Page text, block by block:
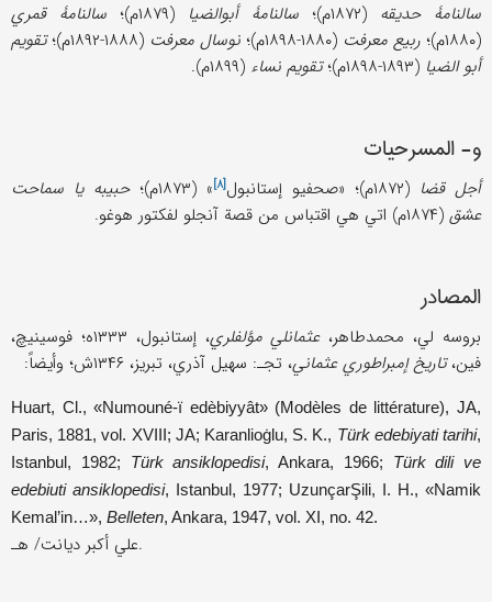
سالنامۀ حدیقه (۱۸۷۲م)؛ سالنامۀ أبوالضیا (۱۸۷۹م)؛
سالنامۀ قمري
(۱۸۸۰م)؛
ربیع معرفت (۱۸۸۰-۱۸۹۸م)؛ نوسال معرفت (۱۸۸۸-۱۸۹۲م)؛
تقویم
أبو الضیا (۱۸۹۳-۱۸۹۸م)؛ تقویم نساء (۱۸۹۹م).
و- المسرحیات
أجل قضا (۱۸۷۲م)؛ « صحفیو إستانبول[۸] » (۱۸۷۳م)؛
حبیبه یا سماحت
عشق (۱۸۷۴م) اتي هي اقتباس من قصة آنجلو لفکتور هوغو.
المصادر
بروسه لي، محمدطاهر،عثمانلي مؤلفلري
، إستانبول، ۱۳۳۳ه؛ فوسینیچ،
فین،تاریخ إمبراطوري عثماني، تجـ: سهیل آذري، تبریز، ۱۳۴۶ش؛ وأیضاً:
Huart, Cl., «Numouné-ï edèbiyyât» (Modèles de littérature), JA,
Paris, 1881, vol. XVIII; JA; Karanlioġlu, S. K., Türk edebiyati tarihi,
Istanbul, 1982; Türk ansiklopedisi, Ankara, 1966; Türk dili ve
edebiuti ansiklopedisi, Istanbul, 1977; UzunçarŞili, I. H., «Namik
Kemal’in…», Belleten, Ankara, 1947, vol. XI, no. 42.
علي أکبر دیانت/ هـ.